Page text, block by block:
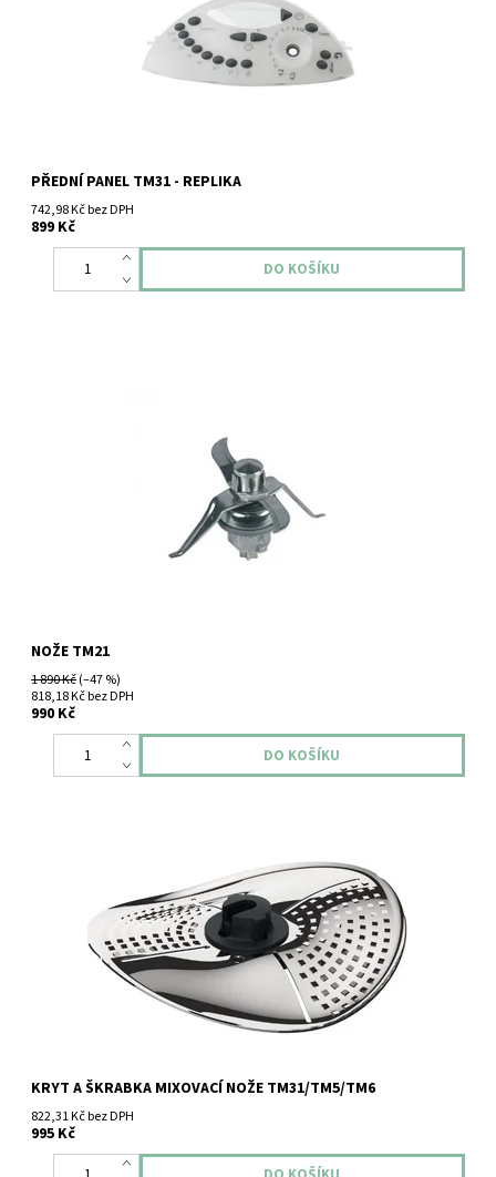
PŘEDNÍ PANEL TM31 - REPLIKA
742,98 Kč bez DPH
899 Kč
NOŽE TM21
1 890 Kč(–47 %)
818,18 Kč bez DPH
990 Kč
Kryt a škrabka mixovací nože TM5/TM6
KRYT A ŠKRABKA MIXOVACÍ NOŽE TM31/TM5/TM6
822,31 Kč bez DPH
995 Kč